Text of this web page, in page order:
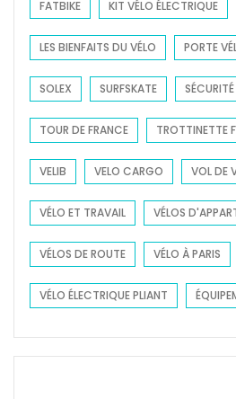
FATBIKE KIT VÉLO ÉLECTRIQUE
LES BIENFAITS DU VÉLO PORTE
SOLEX SURFSKATE
TOUR DE FRANCE TROTTINETTE
VELIB VELO CARGO VOL DE
VÉLO ET TRAVAIL VÉLOS
VÉLOS DE ROUTE VÉLO À PARIS
VÉLO ÉLECTRIQUE PLIANT